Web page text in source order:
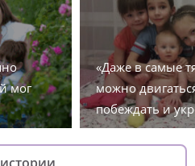
мог
«Даже в самые
можно
побеждать и